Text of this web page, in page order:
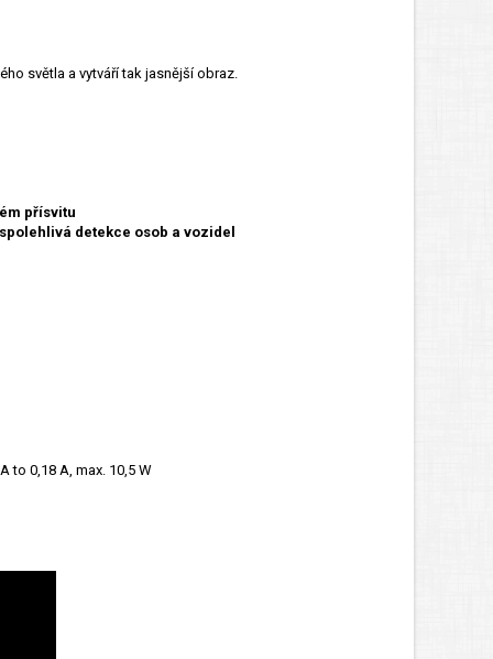
světla a vytváří tak jasnější obraz.
přísvitu
detekce osob a vozidel
to 0,18 A, max. 10,5 W